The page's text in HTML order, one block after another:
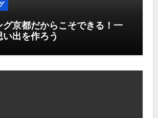
グ京都だからこそできる！一
出を作ろう